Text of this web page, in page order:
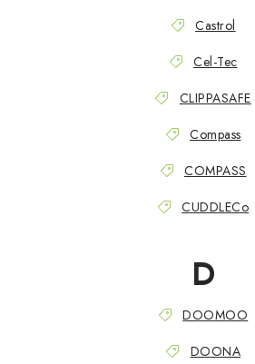
Castrol
Cel-Tec
CLIPPASAFE
Compass
COMPASS
CUDDLECo
D
DOOMOO
DOONA